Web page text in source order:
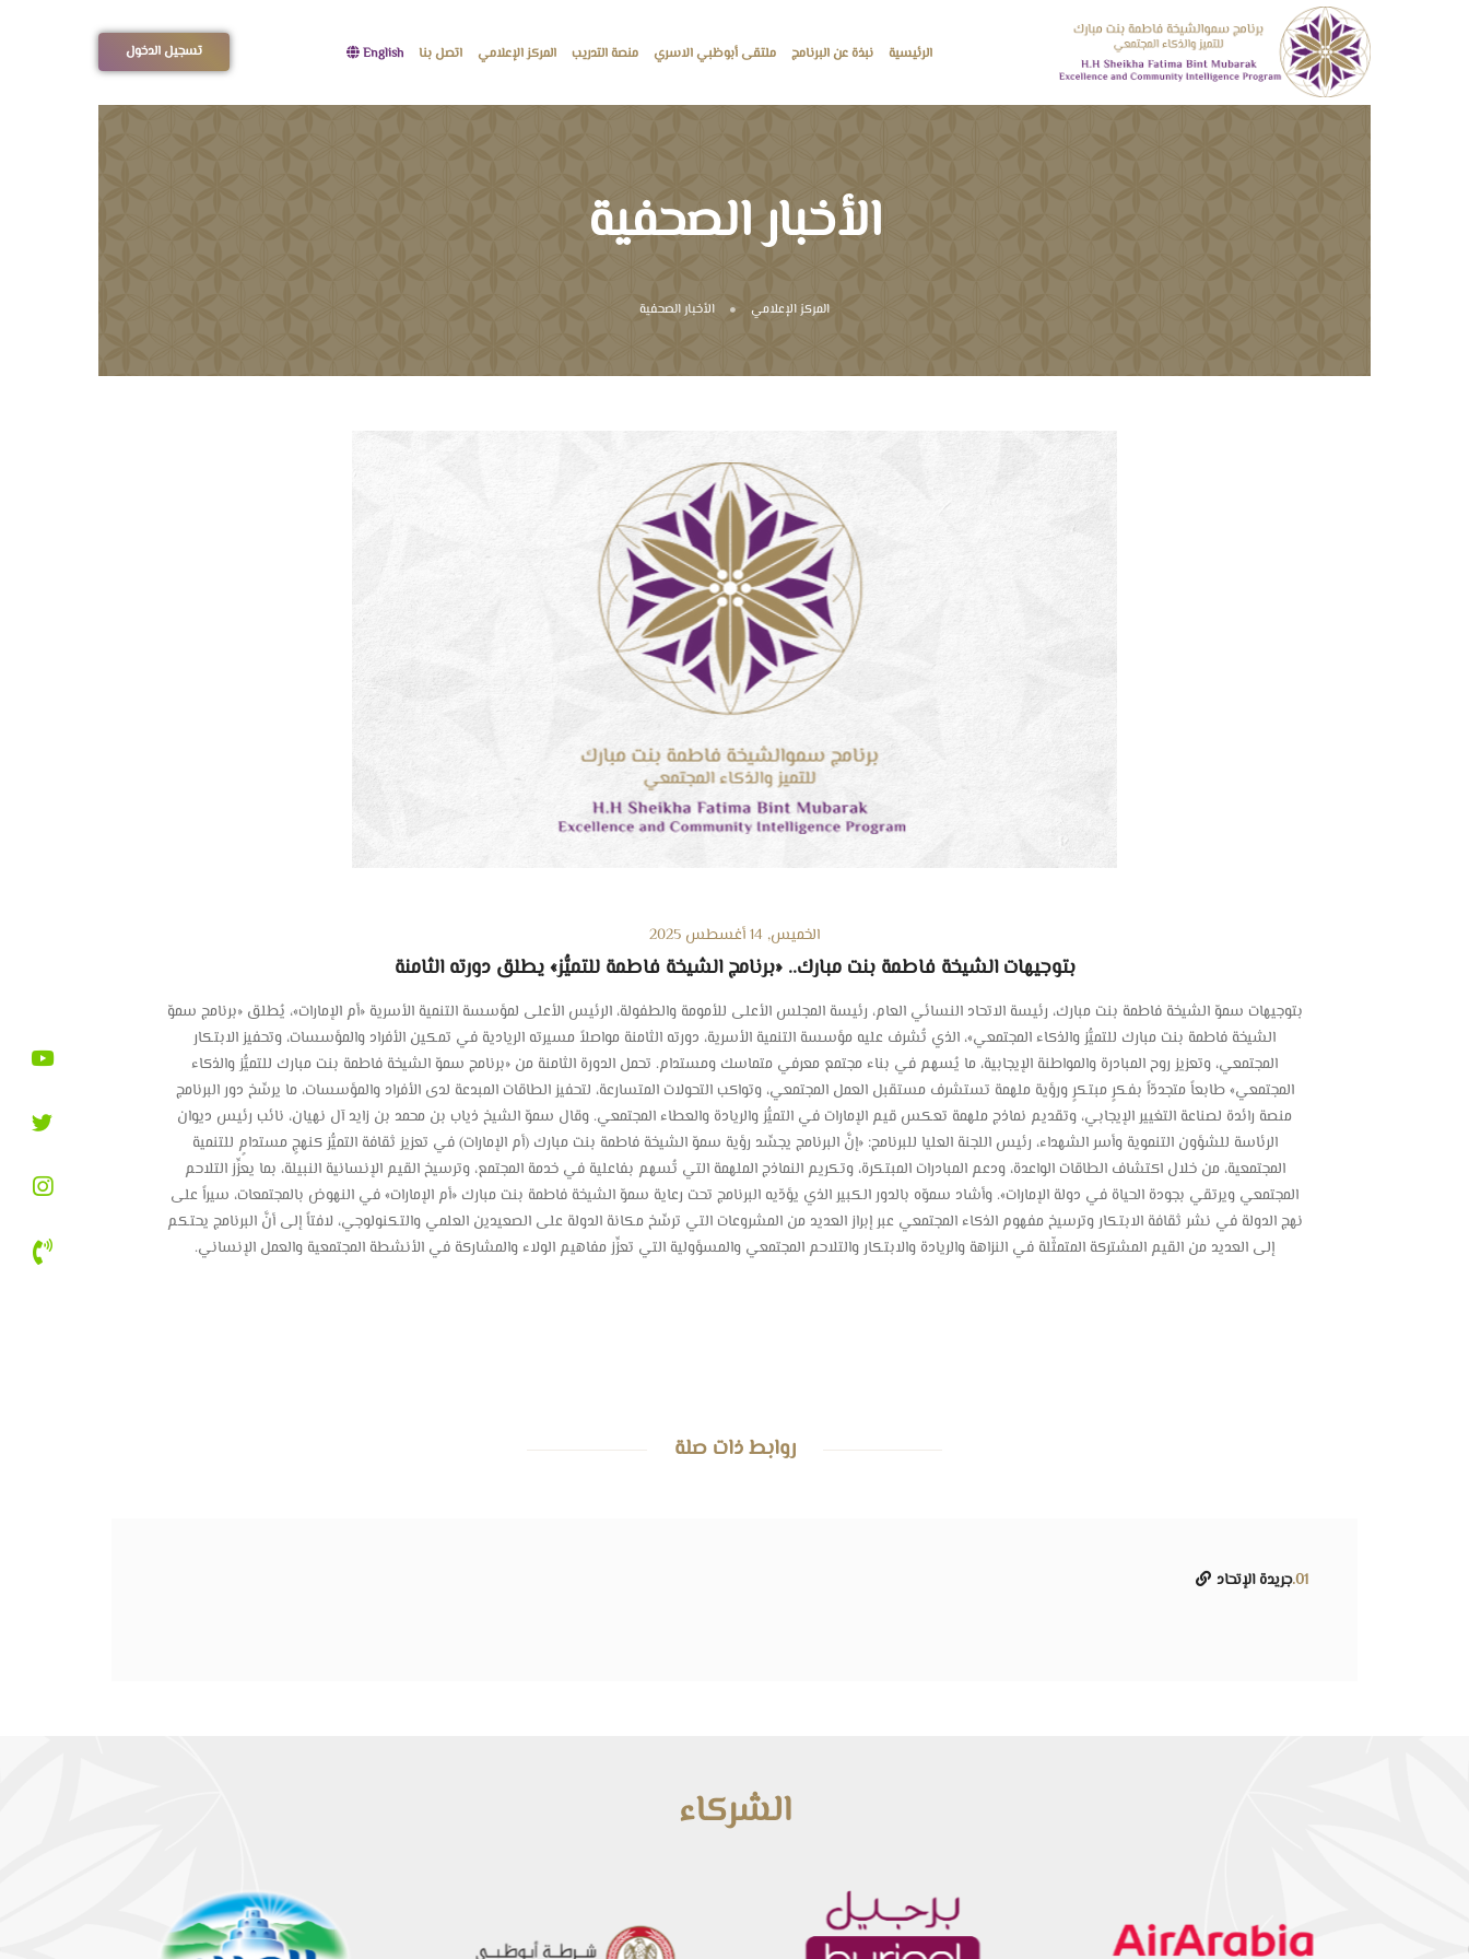
الرئيسية نبذة عن البرنامج ملتقى أبوظبي الاسري منصة التدريب المركز الإعلامي اتصل بنا English تسجيل الدخول
الأخبار الصحفية
المركز الإعلامي الأخبار الصحفية
الخميس, 14 أغسطس 2025
بتوجيهات الشيخة فاطمة بنت مبارك.. «برنامج الشيخة فاطمة للتميُّز» يطلق دورته الثامنة
بتوجيهات سموّ الشيخة فاطمة بنت مبارك، رئيسة الاتحاد النسائي العام، رئيسة المجلس الأعلى للأمومة والطفولة، الرئيس الأعلى لمؤسسة التنمية الأسرية «أم الإمارات»، يُطلق «برنامج سموّ
الشيخة فاطمة بنت مبارك للتميُّز والذكاء المجتمعي»، الذي تُشرف عليه مؤسسة التنمية الأسرية، دورته الثامنة مواصلاً مسيرته الريادية في تمكين الأفراد والمؤسسات، وتحفيز الابتكار
المجتمعي، وتعزيز روح المبادرة والمواطنة الإيجابية، ما يُسهم في بناء مجتمع معرفي متماسك ومستدام. تحمل الدورة الثامنة من «برنامج سموّ الشيخة فاطمة بنت مبارك للتميُّز والذكاء
المجتمعي» طابعاً متجددّاً بفكرٍ مبتكرٍ ورؤية ملهمة تستشرف مستقبل العمل المجتمعي، وتواكب التحولات المتسارعة، لتحفيز الطاقات المبدعة لدى الأفراد والمؤسسات، ما يرسِّخ دور البرنامج
منصة رائدة لصناعة التغيير الإيجابي، وتقديم نماذج ملهمة تعكس قيم الإمارات في التميُّز والريادة والعطاء المجتمعي. وقال سموّ الشيخ ذياب بن محمد بن زايد آل نهيان، نائب رئيس ديوان
الرئاسة للشؤون التنموية وأسر الشهداء، رئيس اللجنة العليا للبرنامج: «إنَّ البرنامج يجسِّد رؤية سموّ الشيخة فاطمة بنت مبارك (أم الإمارات) في تعزيز ثقافة التميُّز كنهجٍ مستدامٍ للتنمية
المجتمعية، من خلال اكتشاف الطاقات الواعدة، ودعم المبادرات المبتكرة، وتكريم النماذج الملهمة التي تُسهم بفاعلية في خدمة المجتمع، وترسيخ القيم الإنسانية النبيلة، بما يعزِّز التلاحم
المجتمعي ويرتقي بجودة الحياة في دولة الإمارات». وأشاد سموّه بالدور الكبير الذي يؤدّيه البرنامج تحت رعاية سموّ الشيخة فاطمة بنت مبارك «أم الإمارات» في النهوض بالمجتمعات، سيراً على
نهج الدولة في نشر ثقافة الابتكار وترسيخ مفهوم الذكاء المجتمعي عبر إبراز العديد من المشروعات التي ترسِّخ مكانة الدولة على الصعيدين العلمي والتكنولوجي، لافتاً إلى أنَّ البرنامج يحتكم
إلى العديد من القيم المشتركة المتمثّلة في النزاهة والريادة والابتكار والتلاحم المجتمعي والمسؤولية التي تعزِّز مفاهيم الولاء والمشاركة في الأنشطة المجتمعية والعمل الإنساني.
روابط ذات صلة
01.جريدة الإتحاد
الشركاء